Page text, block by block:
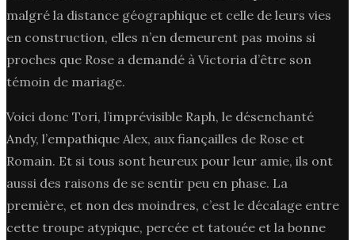
malgré la distance géographique et celle de leurs vies
en construction, elles n’en demeurent pas moins si
proches que Rose a demandé à Victoria d’être son
témoin de mariage.
Voici donc Tori, l’imprévisible Raph, le désenchanté
Andy, l’empathique Alex, aux fiançailles de Rose et
Romain. Et si tous sont heureux pour leur amie, ils ont
aussi des raisons de se sentir peu en phase. La
première, et non des moindres, c’est le décalage entre
cette troupe atypique, percée et tatouée et la bonne